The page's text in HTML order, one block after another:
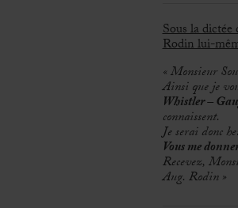
Sous la
Rodin lui-
« Monsieur
Ainsi que je
Whistler –
connaissent.
Je serai donc
Vous me
Recevez,
Aug. Rodin »